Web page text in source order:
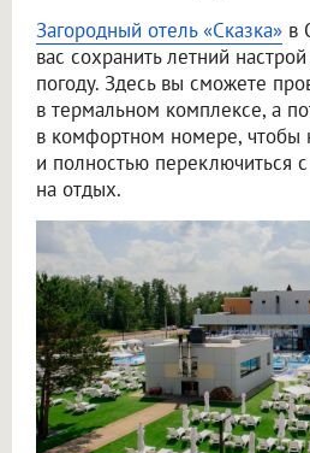
Загородный отель «Сказка» в
вас сохранить летний
погоду. Здесь вы сможете
в термальном комплексе, а
в комфортном номере, чтобы
и полностью переключиться
на отдых.